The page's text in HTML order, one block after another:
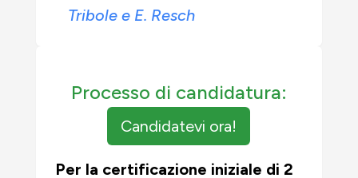
Tribole e E. Resch
Processo di candidatura:
Candidatevi ora!
Per la certificazione iniziale di 2